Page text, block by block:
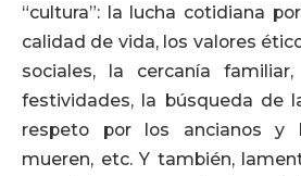
“cultura”: la lucha cotidiana
calidad de vida, los valores
sociales, la cercanía
festividades, la búsqueda de
respeto por los ancianos y
mueren, etc. Y también,